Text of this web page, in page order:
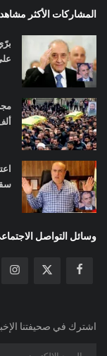
المشاركات الأكثر
وسائل التواصل
اشترك في صحيفتنا